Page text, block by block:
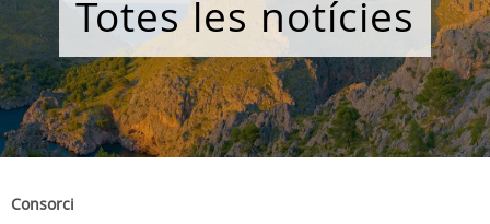
Totes les notícies
Consorci